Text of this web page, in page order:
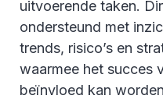
uitvoerende taken.
ondersteund met
trends, risico’s en
waarmee het succes
beïnvloed kan